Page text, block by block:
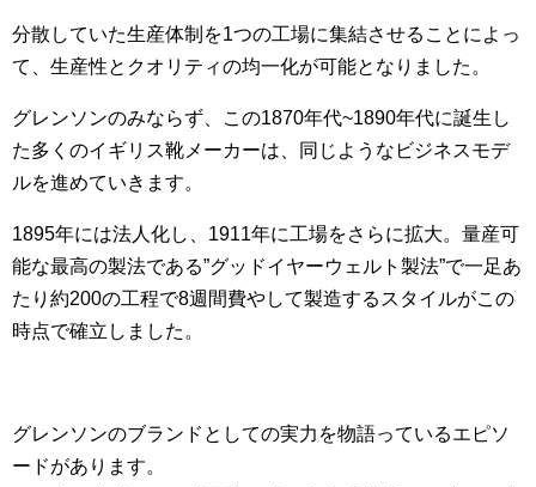
分散していた生産体制を1つの工場に集結させることによっ
て、生産性とクオリティの均一化が可能となりました。
グレンソンのみならず、この1870年代~1890年代に誕生し
た多くのイギリス靴メーカーは、同じようなビジネスモデ
ルを進めていきます。
1895年には法人化し、1911年に工場をさらに拡大。量産可
能な最高の製法である”グッドイヤーウェルト製法”で一足あ
たり約200の工程で8週間費やして製造するスタイルがこの
時点で確立しました。
グレンソンのブランドとしての実力を物語っているエピソ
ードがあります。